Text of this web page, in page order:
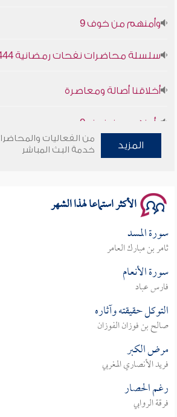
سلسلة محاضرات نفحات رمضانية 1444هـ
المزيد
من الفعاليات
خدمة البث المباشر
الأكثر استماعا لهذا الشهر
سورة المسد
ثامر بن مبارك العامر
سورة الأنعام
فارس عباد
التوكل حقيقته وآثاره
صالح بن فوزان الفوزان
مرض الكبر
فريد الأنصاري المغربي
رغم الحصار
فرقة الروابي